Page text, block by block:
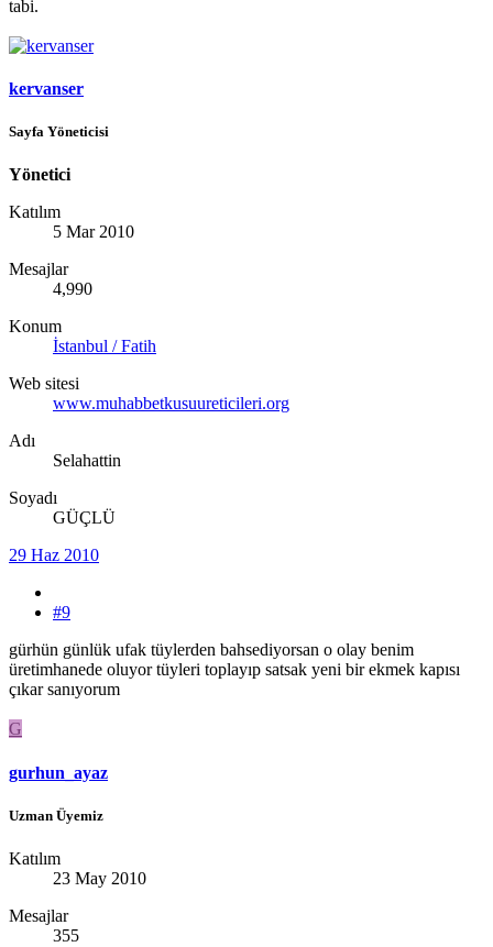
tabi.
kervanser
Sayfa Yöneticisi
Yönetici
Katılım
5 Mar 2010
Mesajlar
4,990
Konum
İstanbul / Fatih
Web sitesi
www.muhabbetkusuureticileri.org
Adı
Selahattin
Soyadı
GÜÇLÜ
29 Haz 2010
#9
gürhün günlük ufak tüylerden bahsediyorsan o olay benim
üretimhanede oluyor tüyleri toplayıp satsak yeni bir ekmek kapısı
çıkar sanıyorum
G
gurhun_ayaz
Uzman Üyemiz
Katılım
23 May 2010
Mesajlar
355